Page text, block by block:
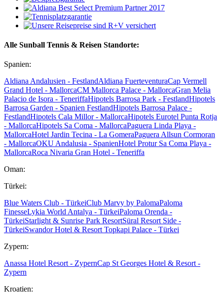
Alle Sunball Tennis & Reisen Standorte:
Spanien:
Aldiana Andalusien - FestlandAldiana FuerteventuraCap Vermell
Grand Hotel - MallorcaCM Mallorca Palace - MallorcaGran Melia
Palacio de Isora - TeneriffaHipotels Barrosa Park - FestlandHipotels
Barrosa Garden - Spanien FestlandHipotels Barrosa Palace -
FestlandHipotels Cala Millor - MallorcaHipotels Eurotel Punta Rotja
- MallorcaHipotels Sa Coma - MallorcaPaguera Linda Playa -
MallorcaHotel Jardin Tecina - La GomeraPaguera Allsun Cormoran
- MallorcaOKU Andalusia - SpanienHotel Protur Sa Coma Playa -
MallorcaRoca Nivaria Gran Hotel - Teneriffa
Oman:
Türkei:
Blue Waters Club - TürkeiClub Marvy by PalomaPaloma
FinesseLykia World Antalya - TürkeiPaloma Orenda -
TürkeiStarlight & Sunrise Park ResortSüral Resort Side -
TürkeiSwandor Hotel & Resort Topkapi Palace - Türkei
Zypern:
Anassa Hotel Resort - ZypernCap St Georges Hotel & Resort -
Zypern
Kroatien: